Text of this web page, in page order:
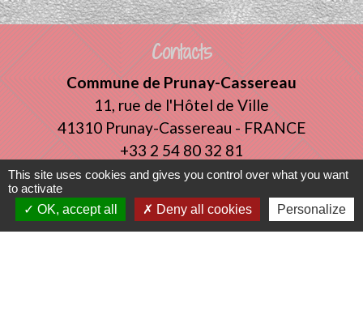
Contacts
Commune de Prunay-Cassereau
11, rue de l'Hôtel de Ville
41310 Prunay-Cassereau - FRANCE
+33 2 54 80 32 81
Liens intercommunalité
This site uses cookies and gives you control over what you want
to activate
OK, accept all
Deny all cookies Personalize